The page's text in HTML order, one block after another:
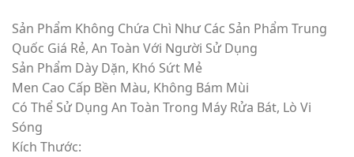
Sản Phẩm Không Chứa Chì Như Các Sản Phẩm Trung
Quốc Giá Rẻ, An Toàn Với Người Sử Dụng
Sản Phẩm Dày Dặn, Khó Sứt Mẻ
Men Cao Cấp Bền Màu, Không Bám Mùi
Có Thể Sử Dụng An Toàn Trong Máy Rửa Bát, Lò Vi
Sóng
Kích Thước: